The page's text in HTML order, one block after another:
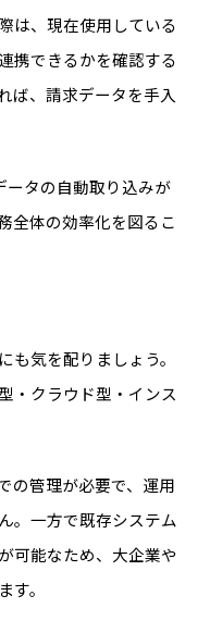
は、現在使用している
携できるかを確認する
ば、請求データを手入
ータの自動取り込みが
全体の効率化を図るこ
気を配りましょう。
・クラウド型・インス
の管理が必要で、運用
。一方で既存システム
可能なため、大企業や
。